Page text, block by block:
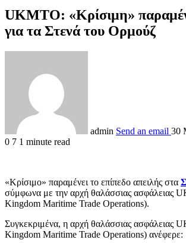
UKMTO: «Κρίσιμη»
για τα Στενά του Ορμούζ
admin Send an email 30
0 7 1 minute read
«Κρίσιμο» παραμένει το επίπεδο απειλής στα
σύμφωνα με την αρχή θαλάσσιας ασφάλειας
Kingdom Maritime Trade Operations).
Συγκεκριμένα, η αρχή θαλάσσιας ασφάλειας
Kingdom Maritime Trade Operations) ανέφερε: